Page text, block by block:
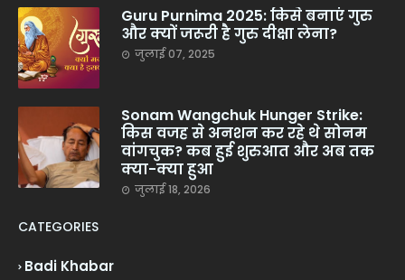
Guru Purnima 2025: किसे बनाएं गुरु
और क्यों जरूरी है गुरु दीक्षा लेना?
जुलाई 07, 2025
Sonam Wangchuk Hunger Strike:
किस वजह से अनशन कर रहे थे सोनम
वांगचुक? कब हुई शुरुआत और अब तक
क्या-क्या हुआ
जुलाई 18, 2026
CATEGORIES
Badi Khabar